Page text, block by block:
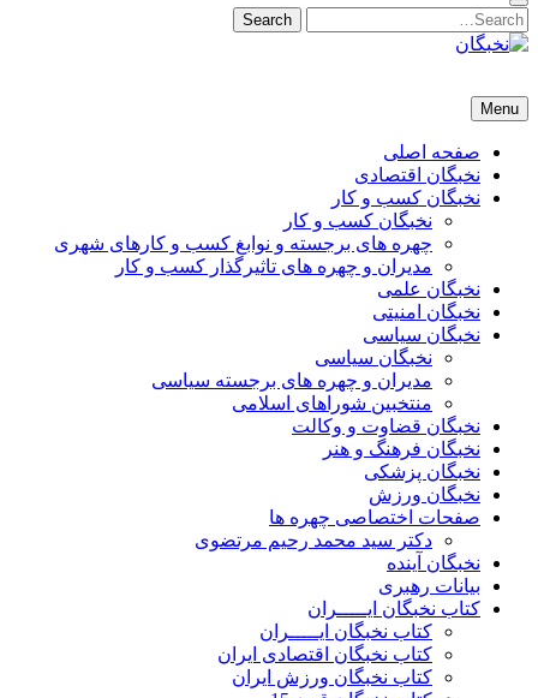
Search
for:
Search
نخبگان تایمز/ کتاب نخبگان + پورتال رسمی کتاب نخبگان ایران –
ورزش ایران – کتاب نخبگان کسب و کار ایران – کتاب نخبگان ایران
Menu
صفحه اصلی
نخبگان اقتصادی
نخبگان کسب و کار
نخبگان کسب و کار
چهره های برجسته و نوابغ کسب و کارهای شهری
مدیران و چهره های تاثیرگذار کسب و کار
نخبگان علمی
نخبگان امنیتی
نخبگان سیاسی
نخبگان سیاسی
مدیران و چهره های برجسته سیاسی
منتخبین شوراهای اسلامی
نخبگان قضاوت و وکالت
نخبگان فرهنگ و هنر
نخبگان پزشکی
نخبگان ورزش
صفحات اختصاصی چهره ها
دکتر سید محمد رحیم مرتضوی
نخبگان آینده
بیانات رهبری
کتاب نخبگان ایـــــران
کتاب نخبگان ایـــــران
کتاب نخبگان اقتصادی ایران
کتاب نخبگان ورزش ایران